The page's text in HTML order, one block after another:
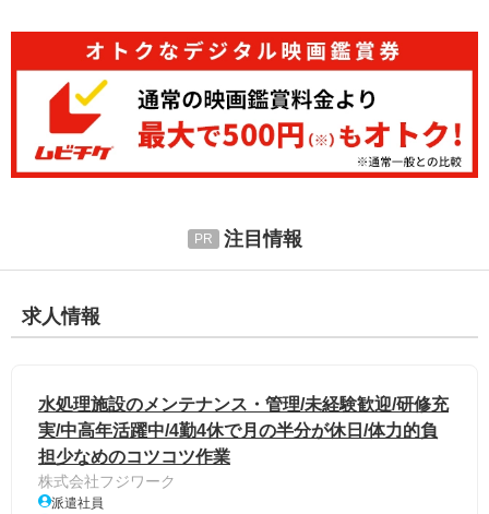
注目情報
求人情報
水処理施設のメンテナンス・管理/未経験歓迎/研修充
実/中高年活躍中/4勤4休で月の半分が休日/体力的負
担少なめのコツコツ作業
株式会社フジワーク
派遣社員